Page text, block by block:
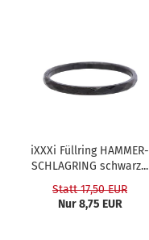
iXXXi Füll­ring HAM­MER­
SCHLAG­RING schwarz...
Statt 17,50 EUR
Nur 8,75 EUR